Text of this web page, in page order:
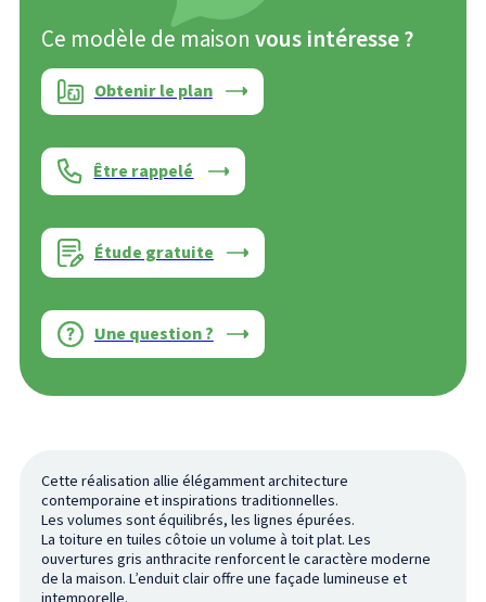
Ce modèle de maison vous intéresse ?
Obtenir le plan
Être rappelé
Étude gratuite
Une question ?
Cette réalisation allie élégamment architecture
contemporaine et inspirations traditionnelles.
Les volumes sont équilibrés, les lignes épurées.
La toiture en tuiles côtoie un volume à toit plat. Les
ouvertures gris anthracite renforcent le caractère moderne
de la maison. L’enduit clair offre une façade lumineuse et